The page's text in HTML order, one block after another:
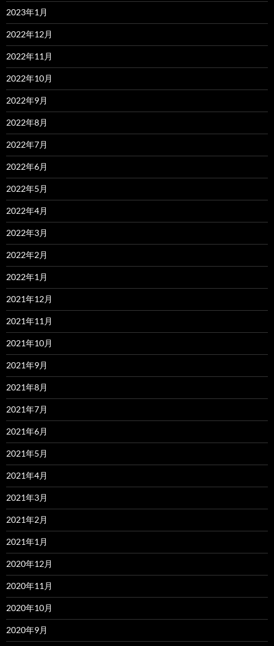
2023年1月
2022年12月
2022年11月
2022年10月
2022年9月
2022年8月
2022年7月
2022年6月
2022年5月
2022年4月
2022年3月
2022年2月
2022年1月
2021年12月
2021年11月
2021年10月
2021年9月
2021年8月
2021年7月
2021年6月
2021年5月
2021年4月
2021年3月
2021年2月
2021年1月
2020年12月
2020年11月
2020年10月
2020年9月